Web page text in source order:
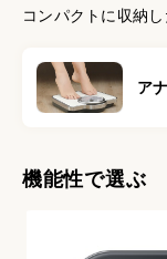
コンパクトに収納
ア
機能性で選ぶ